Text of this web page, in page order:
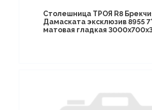
Столешница ТРОЯ R8
Дамаската эксклюзив 8955
матовая гладкая